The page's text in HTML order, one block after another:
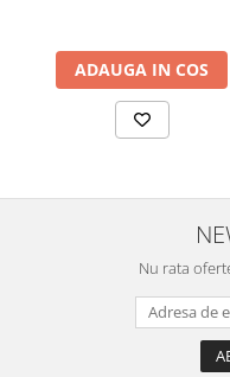
ADAUGA IN COS
Nu rata